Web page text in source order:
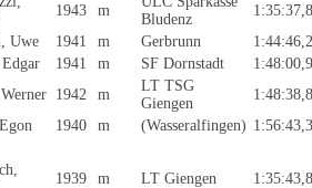
1943 m
Bludenz
Uwe 1941 m Gerbrunn
1941 m SF Dornstadt
1942 m
LT TSG
Giengen
1940 m (Wasseralfingen)
1939 m LT Giengen